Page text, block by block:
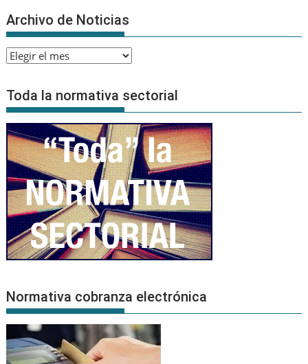
Archivo de Noticias
Archivo
Noticias
Toda la normativa sectorial
Normativa cobranza electrónica